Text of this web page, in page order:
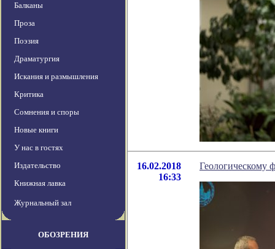
Балканы
Проза
Поэзия
Драматургия
Искания и размышления
Критика
Сомнения и споры
Новые книги
У нас в гостях
Издательство
Книжная лавка
Журнальный зал
ОБОЗРЕНИЯ
16.02.2018
16:33
Геологическому